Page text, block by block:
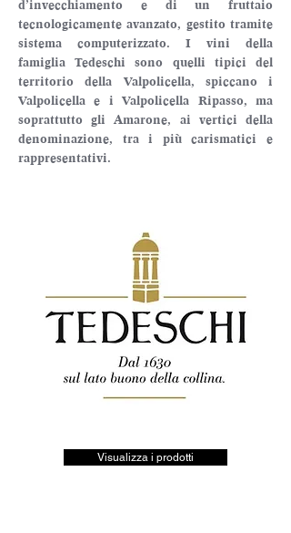
d’invecchiamento e di un fruttaio
tecnologicamente avanzato, gestito tramite
sistema computerizzato. I vini della
famiglia Tedeschi sono quelli tipici del
territorio della Valpolicella, spiccano i
Valpolicella e i Valpolicella Ripasso, ma
soprattutto gli Amarone, ai vertici della
denominazione, tra i più carismatici e
rappresentativi.
Visualizza i prodotti